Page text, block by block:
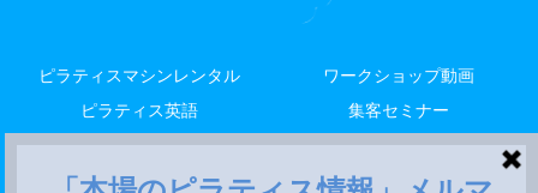
ピラティスマシンレンタル
ワークショップ動画
ピラティス英語
集客セミナー
解剖留学
レッスン
米国養成